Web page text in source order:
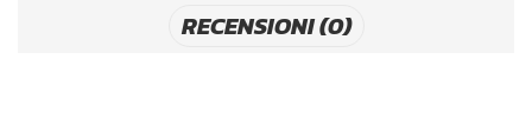
RECENSIONI (0)